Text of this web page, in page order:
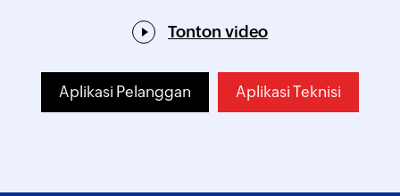
Tonton video
Aplikasi Pelanggan Aplikasi Teknisi